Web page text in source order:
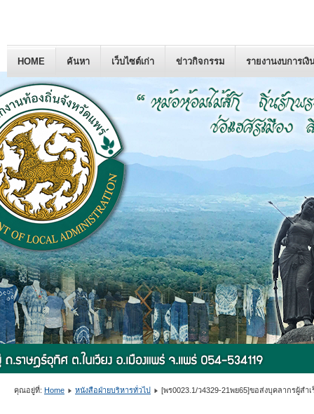
HOME ค้นหา เว็บไซต์เก่า ข่าวกิจกรรม รายงานงบการเงิ
คุณอยู่ที่: Home หนังสือฝ่ายบริหารทั่วไป [พร0023.1/ว4329-21พย65]ขอส่งบุคลากรผู้ส